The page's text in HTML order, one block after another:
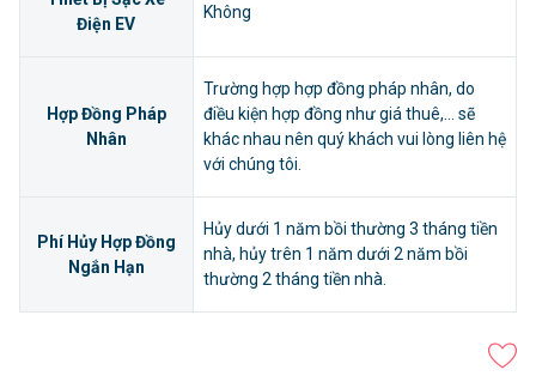
Điện EV
Không
Hợp Đồng Pháp
Nhân
Trường hợp hợp đồng pháp nhân, do
điều kiện hợp đồng như giá thuê,... sẽ
khác nhau nên quý khách vui lòng liên hệ
với chúng tôi.
Phí Hủy Hợp Đồng
Ngắn Hạn
Hủy dưới 1 năm bồi thường 3 tháng tiền
nhà, hủy trên 1 năm dưới 2 năm bồi
thường 2 tháng tiền nhà.